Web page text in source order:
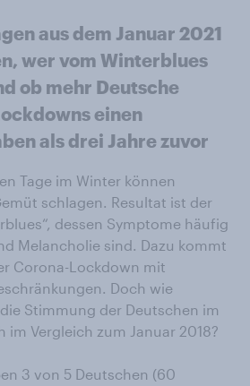
aus dem Januar 2021
wer vom Winterblues
ob mehr Deutsche
einen
als drei Jahre zuvor
Tage im Winter können
schlagen. Resultat ist der
dessen Symptome häufig
Melancholie sind. Dazu kommt
Corona-Lockdown mit
Doch wie
Stimmung der Deutschen im
im Vergleich zum Januar 2018?
3 von 5 Deutschen (60